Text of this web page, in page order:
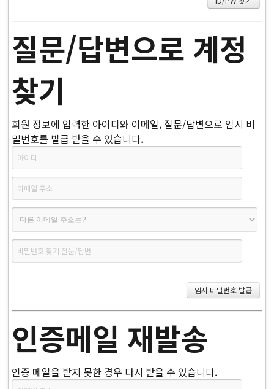
질문/답변으로 계정
찾기
회원 정보에 입력한 아이디와 이메일, 질문/답변으로 임시 비
밀번호를 발급 받을 수 있습니다.
인증메일 재발송
인증 메일을 받지 못한 경우 다시 받을 수 있습니다.